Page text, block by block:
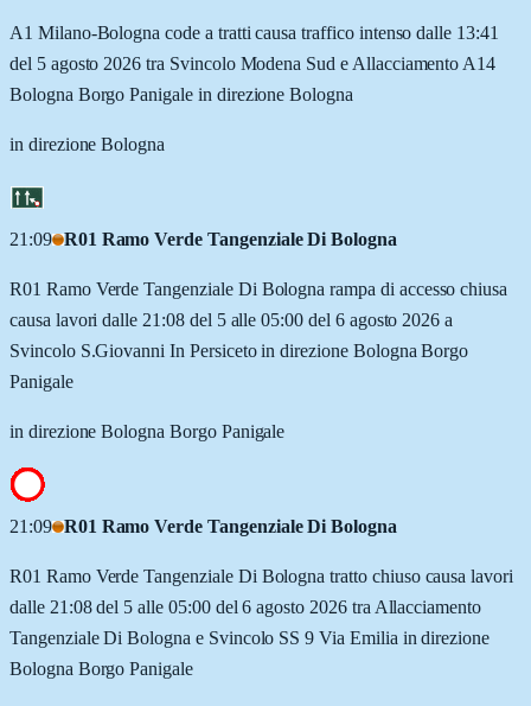
A1 Milano-Bologna code a tratti causa traffico intenso dalle 13:41
del 5 agosto 2026 tra Svincolo Modena Sud e Allacciamento A14
Bologna Borgo Panigale in direzione Bologna
in direzione Bologna
21:09 R01 Ramo Verde Tangenziale Di Bologna
R01 Ramo Verde Tangenziale Di Bologna rampa di accesso chiusa
causa lavori dalle 21:08 del 5 alle 05:00 del 6 agosto 2026 a
Svincolo S.Giovanni In Persiceto in direzione Bologna Borgo
Panigale
in direzione Bologna Borgo Panigale
21:09 R01 Ramo Verde Tangenziale Di Bologna
R01 Ramo Verde Tangenziale Di Bologna tratto chiuso causa lavori
dalle 21:08 del 5 alle 05:00 del 6 agosto 2026 tra Allacciamento
Tangenziale Di Bologna e Svincolo SS 9 Via Emilia in direzione
Bologna Borgo Panigale